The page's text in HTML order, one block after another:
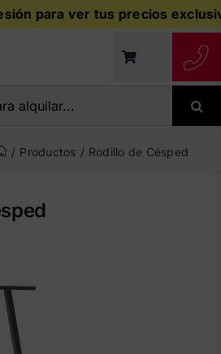
para ver tus precios
/ Productos / Rodillo de Césped